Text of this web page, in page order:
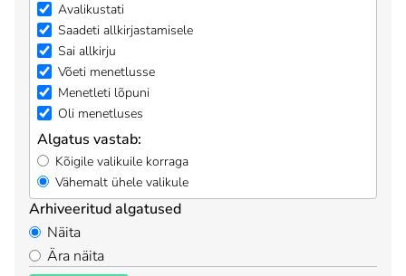
Avalikustati
Saadeti allkirjastamisele
Sai allkirju
Võeti menetlusse
Menetleti lõpuni
Oli menetluses
Algatus vastab:
Kõigile valikuile korraga
Vähemalt ühele valikule
Arhiveeritud algatused
Näita
Ära näita